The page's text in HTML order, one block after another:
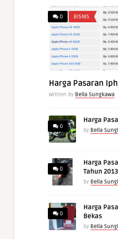
0 BISNIS
Harga Pasaran
Written by Bella Sungkawa
0
Harga
by Bella
0
Harga
Tahun
by Bella
0
Harga
Bekas
by Bella